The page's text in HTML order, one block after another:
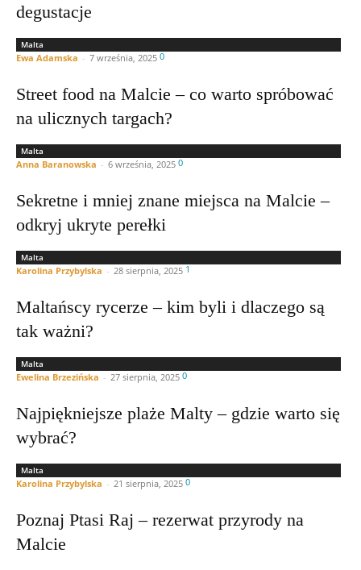
degustacje
Malta
Ewa Adamska - 7 września, 2025 0
Street food na Malcie – co warto spróbować
na ulicznych targach?
Malta
Anna Baranowska - 6 września, 2025 0
Sekretne i mniej znane miejsca na Malcie –
odkryj ukryte perełki
Malta
Karolina Przybylska - 28 sierpnia, 2025 1
Maltańscy rycerze – kim byli i dlaczego są
tak ważni?
Malta
Ewelina Brzezińska - 27 sierpnia, 2025 0
Najpiękniejsze plaże Malty – gdzie warto się
wybrać?
Malta
Karolina Przybylska - 21 sierpnia, 2025 0
Poznaj Ptasi Raj – rezerwat przyrody na
Malcie